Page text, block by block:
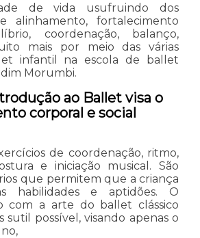
de vida usufruindo dos
alinhamento, fortalecimento
coordenação, balanço,
mais por meio das várias
infantil na escola de ballet
Morumbi.
ao Ballet visa o
corporal e social
de coordenação, ritmo,
e iniciação musical. São
que permitem que a criança
habilidades e aptidões. O
com a arte do ballet clássico
sutil possível, visando apenas o